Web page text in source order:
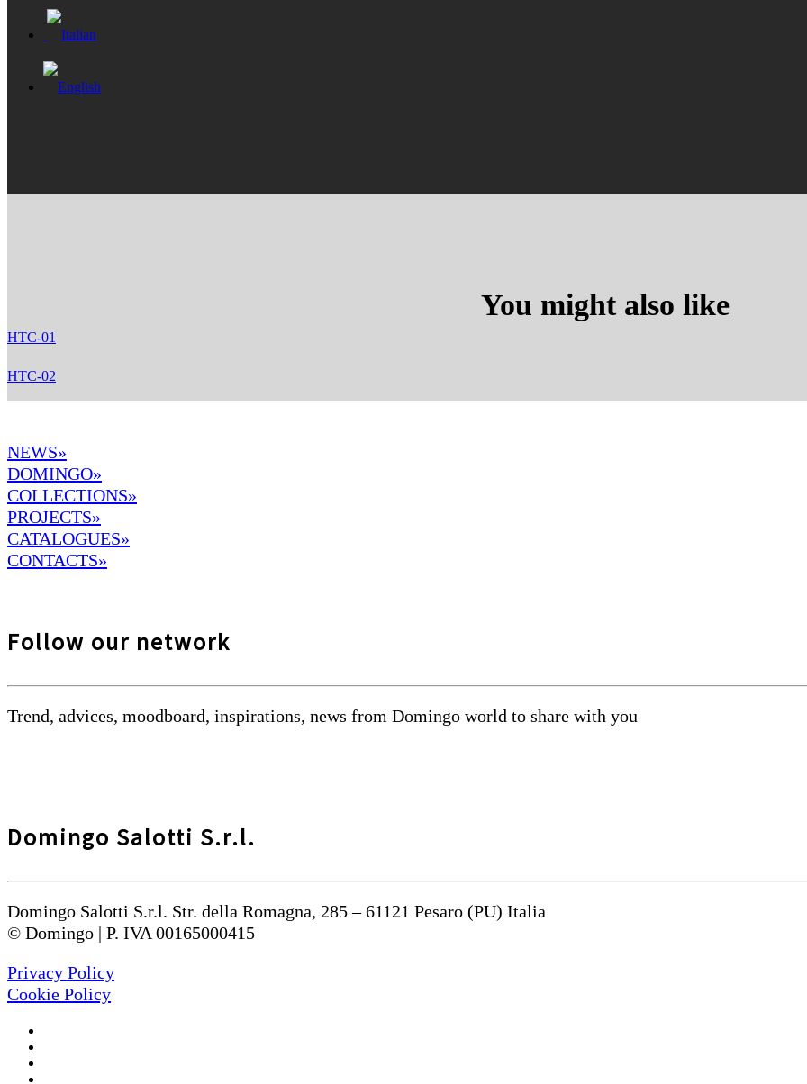
You might also like
HTC-01
HTC-02
NEWS»
DOMINGO»
COLLECTIONS»
PROJECTS»
CATALOGUES»
CONTACTS»
Follow our network
Trend, advices, moodboard, inspirations, news from Domingo world to share with you
Domingo Salotti S.r.l.
Domingo Salotti S.r.l. Str. della Romagna, 285 – 61121 Pesaro (PU) Italia
© Domingo | P. IVA 00165000415
Privacy Policy
Cookie Policy